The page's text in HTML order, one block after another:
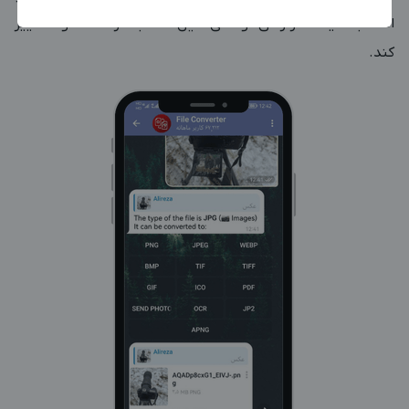
انتخاب کنید تا در زمان کوتاهی فایل شما به فرمت دلخواه تغییر
کند.